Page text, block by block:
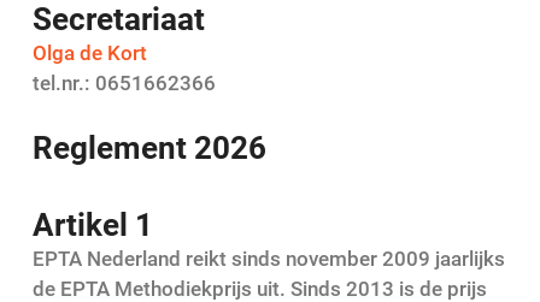
Secretariaat
Olga de Kort
tel.nr.: 0651662366
Reglement 2026
Artikel 1
EPTA Nederland reikt sinds november 2009 jaarlijks
de EPTA Methodiekprijs uit. Sinds 2013 is de prijs